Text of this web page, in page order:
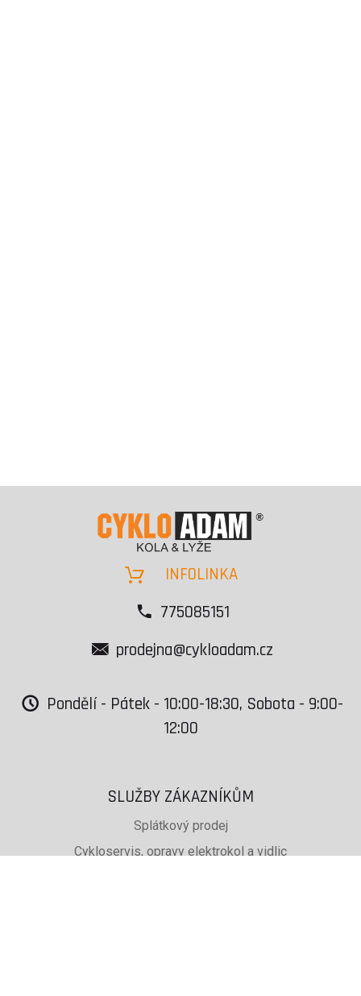
INFOLINKA
775085151
prodejna@cykloadam.cz
Pondělí - Pátek - 10:00-18:30, Sobota - 9:00-
12:00
SLUŽBY ZÁKAZNÍKŮM
Splátkový prodej
Cykloservis, opravy elektrokol a vidlic